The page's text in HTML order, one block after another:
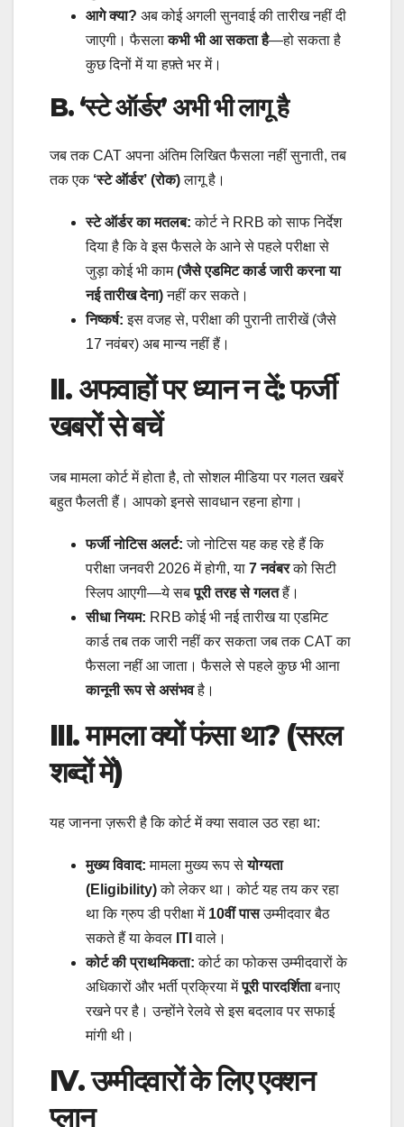
आगे क्या? अब कोई अगली सुनवाई की तारीख नहीं दी
जाएगी। फैसलाकभी भी आ सकता है—हो सकता है
कुछ दिनों में या हफ़्ते भर में।
B. ‘स्टे ऑर्डर’ अभी भी लागू है
जब तक CAT अपना अंतिम लिखित फैसला नहीं सुनाती, तब
तक एक ‘स्टे ऑर्डर’ (रोक)लागू है।
स्टे ऑर्डर का मतलब: कोर्ट ने RRB को साफ निर्देश
दिया है कि वे इस फैसले के आने से पहले परीक्षा से
जुड़ा कोई भी काम(जैसे एडमिट कार्ड जारी करना या
नई तारीख देना)नहीं कर सकते।
निष्कर्ष: इस वजह से, परीक्षा की पुरानी तारीखें (जैसे
17 नवंबर) अब मान्य नहीं हैं।
II. अफवाहों पर ध्यान न दें: फर्जी
खबरों से बचें
जब मामला कोर्ट में होता है, तो सोशल मीडिया पर गलत खबरें
बहुत फैलती हैं। आपको इनसे सावधान रहना होगा।
फर्जी नोटिस अलर्ट: जो नोटिस यह कह रहे हैं कि
परीक्षा जनवरी 2026 में होगी, या 7 नवंबरको सिटी
स्लिप आएगी—ये सबपूरी तरह से गलतहैं।
सीधा नियम: RRB कोई भी नई तारीख या एडमिट
कार्ड तब तक जारी नहीं कर सकता जब तक CAT का
फैसला नहीं आ जाता। फैसले से पहले कुछ भी आना
कानूनी रूप से असंभवहै।
III. मामला क्यों फंसा था? (सरल
शब्दों में)
यह जानना ज़रूरी है कि कोर्ट में क्या सवाल उठ रहा था:
मुख्य विवाद: मामला मुख्य रूप सेयोग्यता
(Eligibility)को लेकर था। कोर्ट यह तय कर रहा
था कि ग्रुप डी परीक्षा में 10वीं पासउम्मीदवार बैठ
सकते हैं या केवल ITI वाले।
कोर्ट की प्राथमिकता: कोर्ट का फोकस उम्मीदवारों के
अधिकारों और भर्ती प्रक्रिया मेंपूरी पारदर्शिताबनाए
रखने पर है। उन्होंने रेलवे से इस बदलाव पर सफाई
मांगी थी।
IV. उम्मीदवारों के लिए एक्शन
प्लान